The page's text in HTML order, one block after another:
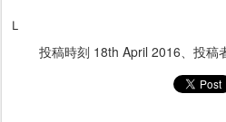
Ｌ
投稿時刻 18th April 2016、投稿